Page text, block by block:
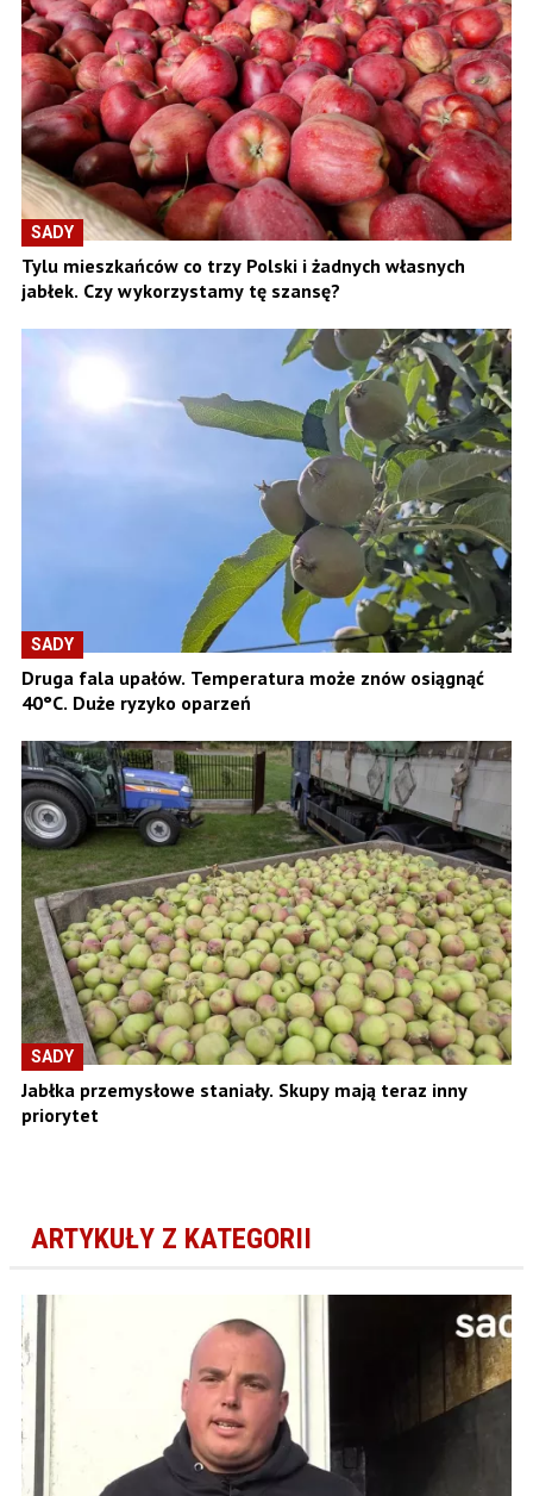
SADY
Tylu mieszkańców co trzy Polski i żadnych własnych
jabłek. Czy wykorzystamy tę szansę?
SADY
Druga fala upałów. Temperatura może znów osiągnąć
40°C. Duże ryzyko oparzeń
SADY
Jabłka przemysłowe staniały. Skupy mają teraz inny
priorytet
ARTYKUŁY Z KATEGORII